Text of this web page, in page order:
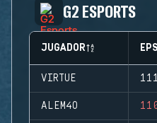
G2 ESPORTS
JUGADOR EPS
VIRTUE 111
ALEM4O